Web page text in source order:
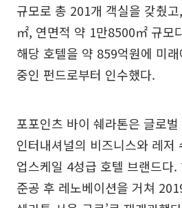
규모로 총 201개 객실을 갖췄
㎡, 연면적 약 1만8500㎡ 규모
해당 호텔을 약 859억원에 미
중인 펀드로부터 인수했다.
포포인츠 바이 쉐라톤은 글로
인터내셔널의 비즈니스와 레저
업스케일 4성급 호텔 브랜드다
준공 후 레노베이션을 거쳐